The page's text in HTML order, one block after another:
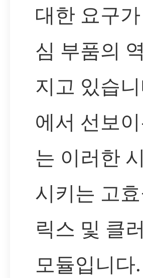
대한 요구
심 부품의
지고 있습
에서 선보
는 이러한
시키는 고
릭스 및 클
모듈입니